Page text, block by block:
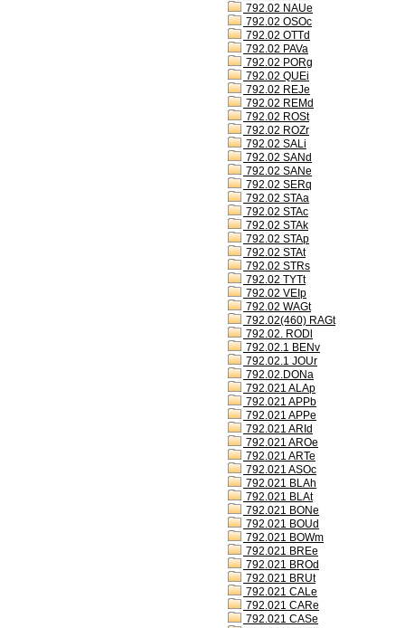
792.02 NAUe
792.02 OSOc
792.02 OTTd
792.02 PAVa
792.02 PORg
792.02 QUEi
792.02 REJe
792.02 REMd
792.02 ROSt
792.02 ROZr
792.02 SALi
792.02 SANd
792.02 SANe
792.02 SERq
792.02 STAa
792.02 STAc
792.02 STAk
792.02 STAp
792.02 STAt
792.02 STRs
792.02 TYTt
792.02 VEIp
792.02 WAGt
792.02(460) RAGt
792.02. RODl
792.02.1 BENv
792.02.1 JOUr
792.02.DONa
792.021 ALAp
792.021 APPb
792.021 APPe
792.021 ARId
792.021 AROe
792.021 ARTe
792.021 ASOc
792.021 BLAh
792.021 BLAt
792.021 BONe
792.021 BOUd
792.021 BOWm
792.021 BREe
792.021 BROd
792.021 BRUt
792.021 CALe
792.021 CARe
792.021 CASe